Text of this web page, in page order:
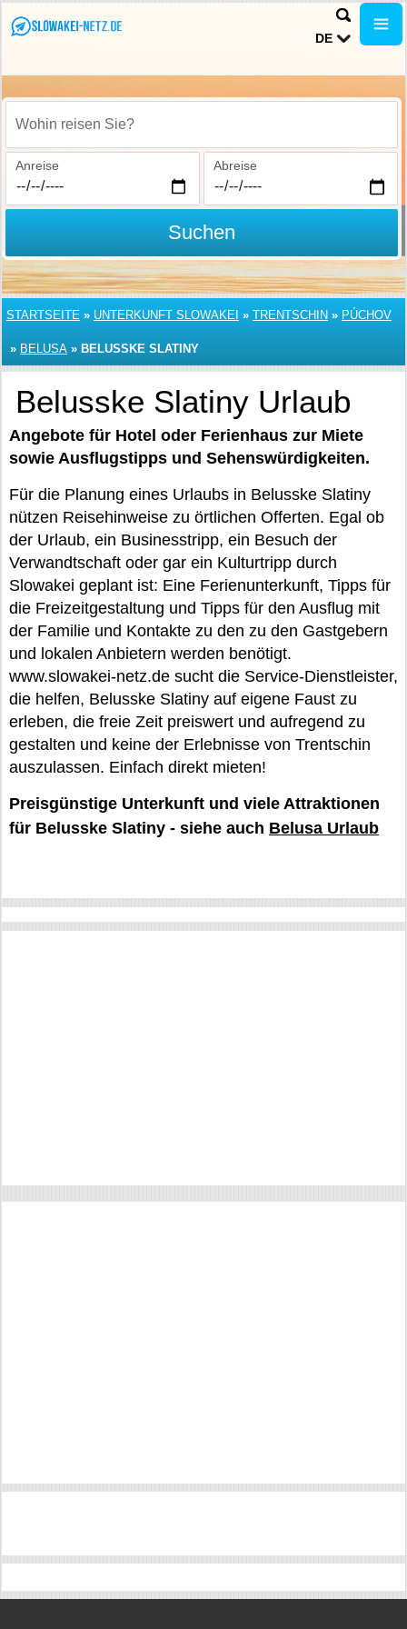
DE
Wohin reisen Sie?
Anreise Abreise
Suchen
STARTSEITE » UNTERKUNFT SLOWAKEI » TRENTSCHIN » PÚCHOV
» BELUSA » BELUSSKE SLATINY
Belusske Slatiny Urlaub
Angebote für Hotel oder Ferienhaus zur Miete
sowie Ausflugstipps und Sehenswürdigkeiten.
Für die Planung eines Urlaubs in Belusske Slatiny
nützen Reisehinweise zu örtlichen Offerten. Egal ob
der Urlaub, ein Businesstripp, ein Besuch der
Verwandtschaft oder gar ein Kulturtripp durch
Slowakei geplant ist: Eine Ferienunterkunft, Tipps für
die Freizeitgestaltung und Tipps für den Ausflug mit
der Familie und Kontakte zu den zu den Gastgebern
und lokalen Anbietern werden benötigt.
www.slowakei-netz.de sucht die Service-Dienstleister,
die helfen, Belusske Slatiny auf eigene Faust zu
erleben, die freie Zeit preiswert und aufregend zu
gestalten und keine der Erlebnisse von Trentschin
auszulassen. Einfach direkt mieten!
Preisgünstige Unterkunft und viele Attraktionen
für Belusske Slatiny - siehe auch Belusa Urlaub